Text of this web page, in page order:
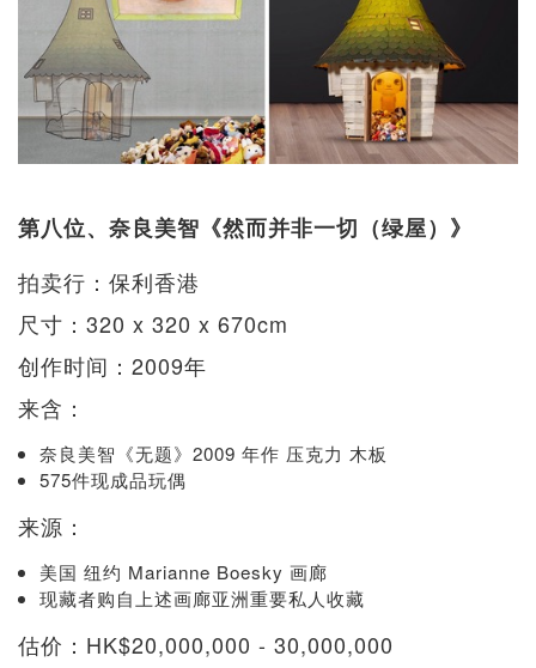
第八位、奈良美智《然而并非一切（绿屋）》
拍卖行：保利香港
尺寸：320 x 320 x 670cm
创作时间：2009年
来含：
奈良美智《无题》2009 年作 压克力 木板
575件现成品玩偶
来源：
美国 纽约 Marianne Boesky 画廊
现藏者购自上述画廊亚洲重要私人收藏
估价：HK$20,000,000 - 30,000,000